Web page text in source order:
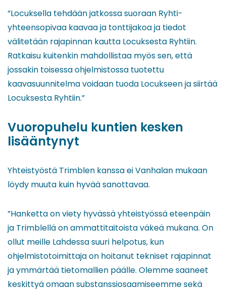
”Locuksella tehdään jatkossa suoraan Ryhti-
yhteensopivaa kaavaa ja tonttijakoa ja tiedot
välitetään rajapinnan kautta Locuksesta Ryhtiin.
Ratkaisu kuitenkin mahdollistaa myös sen, että
jossakin toisessa ohjelmistossa tuotettu
kaavasuunnitelma voidaan tuoda Locukseen ja siirtää
Locuksesta Ryhtiin.”
Vuoropuhelu kuntien kesken
lisääntynyt
Yhteistyöstä Trimblen kanssa ei Vanhalan mukaan
löydy muuta kuin hyvää sanottavaa.
”Hanketta on viety hyvässä yhteistyössä eteenpäin
ja Trimblellä on ammattitaitoista väkeä mukana. On
ollut meille Lahdessa suuri helpotus, kun
ohjelmistotoimittaja on hoitanut tekniset rajapinnat
ja ymmärtää tietomallien päälle. Olemme saaneet
keskittyä omaan substanssiosaamiseemme sekä